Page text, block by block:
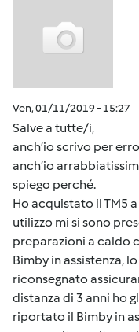
Ven, 01/11/2019 - 15:27
Salve a tutte/i,
anch’io scrivo per
anch’io
spiego perché.
Ho acquistato il TM5
utilizzo mi si sono
preparazioni a caldo
Bimby in assistenza,
riconsegnato
distanza di 3 anni ho
riportato il Bimby in